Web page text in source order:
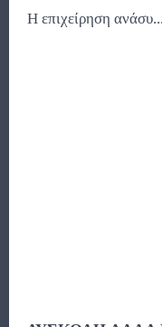
Η επιχείρηση ανάσυ...